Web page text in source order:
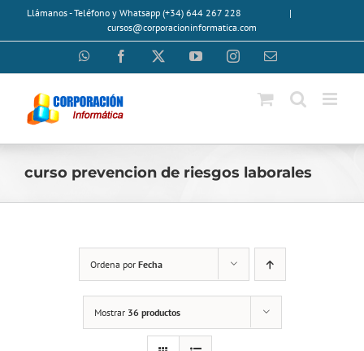
SaltarLlámanos - Teléfono y Whatsapp (+34) 644 267 228
|
cursos@corporacioninformatica.com
WhatsAppFacebook YouTubeInstagramCorreo
curso prevencion de riesgos laborales
Ordena por Fecha
Mostrar 36 productos